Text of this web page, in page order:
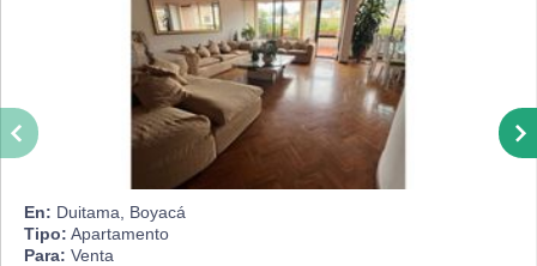
En: Duitama, Boyacá
Tipo: Apartamento
Para: Venta